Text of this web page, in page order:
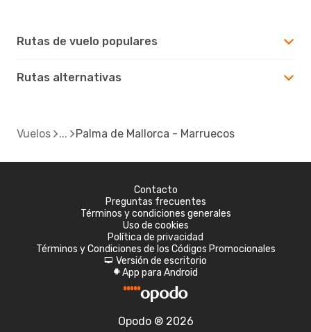
Rutas de vuelo populares
Rutas alternativas
Vuelos Palma de Mallorca - Marruecos
Contacto
Preguntas frecuentes
Términos y condiciones generales
Uso de cookies
Política de privacidad
Términos y Condiciones de los Códigos Promocionales
d Versión de escritorio
A App para Android
Opodo ® 2026